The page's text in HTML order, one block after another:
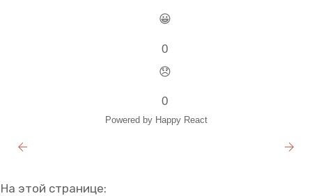
😀
0
😞
0
Powered by Happy React
На этой странице: